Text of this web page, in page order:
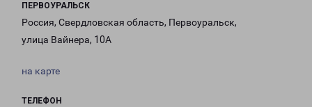
ПЕРВОУРАЛЬСК
Россия, Свердловская область, Первоуральск,
улица Вайнера, 10А
на карте
ТЕЛЕФОН